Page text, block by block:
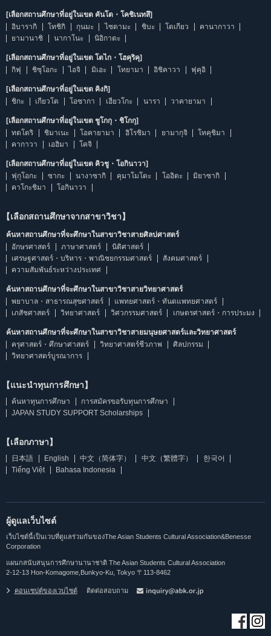
[เลือกสถานศึกษาที่อยู่ในเขต คันโต・โคชิเนทสึ]
อิบารากิ
โทชิกิ กุนมะ ไซตามะ ชิบะ โตเกียว
คานากาวา
ยามานาชิ
นากาโนะ นิอิกาตะ
[เลือกสถานศึกษาที่อยู่ในเขต โตไก・โฮคุริคุ]
กิฟุ
ชิซุโอกะ ไอจิ มิเอะ โทยามา อิชิคาวา ฟุคุอิ
[เลือกสถานศึกษาที่อยู่ในเขต คิงกิ]
ชิกะ
เกียวโต โอซากา เฮียวโกะ นารา วาคายามา
[เลือกสถานศึกษาที่อยู่ในเขต ชูโกกุ・ชิโกกุ]
ทตโตริ
ชิมาเนะ โอคายามา ฮิโรชิมา ยามากุจิ
โทคุชิมา
คากาวา
เอฮิมา โคจิ
[เลือกสถานศึกษาที่อยู่ในเขต คิวชู・โอกินาวา]
ฟุกุโอกะ
ซากะ นางาซากิ คุมาโมโตะ โออิตะ
มิยาซากิ
คาโกะชิมา
โอกินาวา
【เลือกสถานศึกษาจากสาขาวิชา】
ค้นหาสถานศึกษาที่จะศึกษาในสาขาวิชาสายศิลปศาสตร์
อักษรศาสตร์
ภาษาศาสตร์
นิติศาสตร์
เศรษฐศาสตร์・บริหาร・พาณิชยกรรมศาสตร์
สังคมศาสตร์
ความสัมพันธ์ระหว่างประเทศ
ค้นหาสถานศึกษาที่จะศึกษาในสาขาวิชาสายวิทยาศาสตร์
พยาบาล・สาธารณสุขศาสตร์
แพทยศาสตร์・ทันตแพทยศาสตร์
เภสัชศาสตร์
วิทยาศาสตร์ วิศวกรรมศาสตร์ เกษตรศาสตร์・การประมง
ค้นหาสถานศึกษาที่จะศึกษาในสาขาวิชาสายมนุษยศาสตร์และวิทยาศาสตร์
ครุศาสตร์・ศึกษาศาสตร์
วิทยาศาสตร์ชีวภาพ
ศิลปกรรม
วิทยาศาสตร์บูรณาการ
【แนะนำทุนการศึกษา】
ค้นหาทุนการศึกษา
การสมัครขอรับทุนการศึกษา
JAPAN STUDY SUPPORT Scholarships
【เลือกภาษา】
日本語 English 中文（简体字） 中文（繁體字）
한국어
Tiếng Việt
Bahasa Indonesia
ผู้ดูแลเว็บไซต์
เว็บไซต์นี้เป็นเวบที่ดูแลร่วมกันของThe Asian Students Cultural Association&Benesse
Corporation
แผนกสนับสนุนการศึกษานานาชาติ The Asian Students Cultural Association
2-12-13 Hon-Komagome,Bunkyo-Ku, Tokyo 〒113-8462
คอนเซปต์ของเวบไซต์ ติดต่อสอบถาม